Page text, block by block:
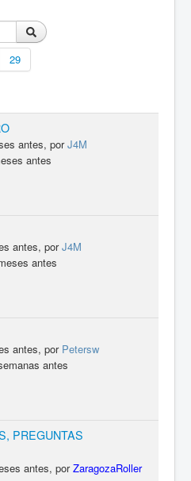
29
antes, porJ4M
antes
antes, porJ4M
antes
antes, por Petersw
antes
PREGUNTAS
antes, porZaragozaRoller